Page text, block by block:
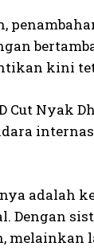
kini
Cut
adalah
Dengan
melainkan